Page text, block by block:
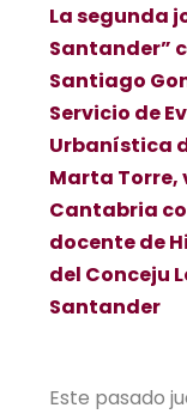
La segunda
Santander”
Santiago
Servicio de
Urbanística
Marta Torre,
Cantabria
docente de
del Conceju
Santander
Este pasado